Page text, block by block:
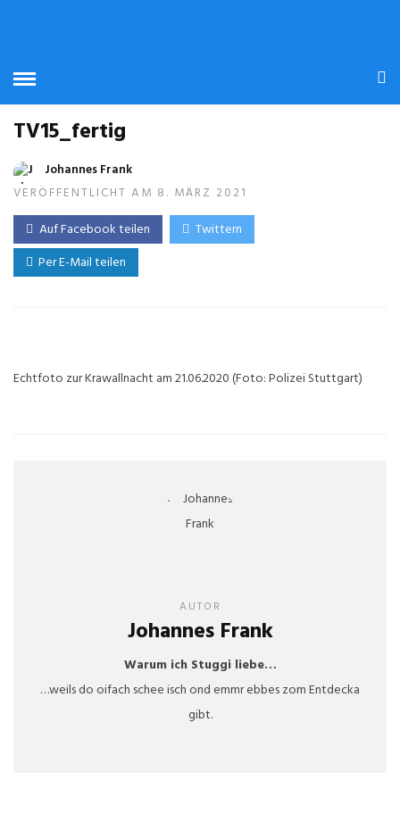
TV15_fertig
Johannes Frank
VERÖFFENTLICHT AM 8. MÄRZ 2021
Auf Facebook teilen
Twittern
Per E-Mail teilen
Echtfoto zur Krawallnacht am 21.06.2020 (Foto: Polizei Stuttgart)
AUTOR
Johannes Frank
Warum ich Stuggi liebe…
…weils do oifach schee isch ond emmr ebbes zom Entdecka
gibt.